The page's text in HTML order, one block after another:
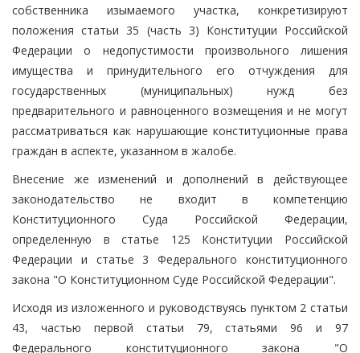
собственника изымаемого участка, конкретизируют
положения статьи 35 (часть 3) Конституции Российской
Федерации о недопустимости произвольного лишения
имущества и принудительного его отчуждения для
государственных (муниципальных) нужд без
предварительного и равноценного возмещения и не могут
рассматриваться как нарушающие конституционные права
граждан в аспекте, указанном в жалобе.
Внесение же изменений и дополнений в действующее
законодательство не входит в компетенцию
Конституционного Суда Российской Федерации,
определенную в статье 125 Конституции Российской
Федерации и статье 3 Федерального конституционного
закона "О Конституционном Суде Российской Федерации".
Исходя из изложенного и руководствуясь пунктом 2 статьи
43, частью первой статьи 79, статьями 96 и 97
Федерального конституционного закона "О